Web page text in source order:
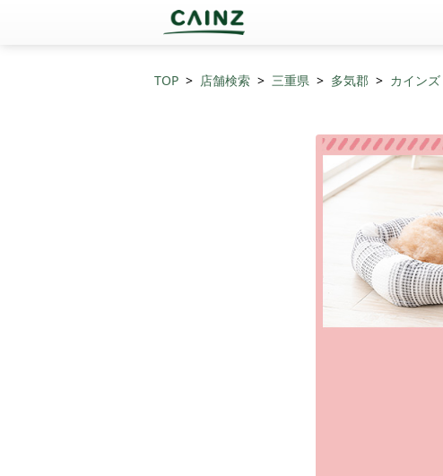
TOP 店舗検索 三重県 多気郡 カイン